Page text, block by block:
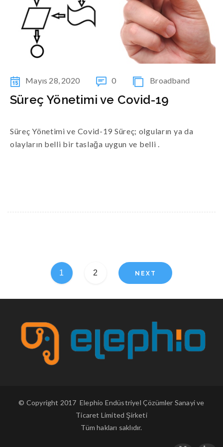
Mayıs 28, 2020 0 Broadband
Süreç Yönetimi ve Covid-19
Süreç Yönetimi ve Covid-19 Süreç; olguların ya da
olayların belli bir taslağa uygun ve belli .
1 2
© Copyright 2017 Elephio Endüstriyel Çözümler Sanayi ve
Ticaret Limited Şirketi
Tüm hakları saklıdır.